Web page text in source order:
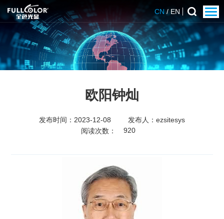
CN/EN
欧阳钟灿
发布时间：2023-12-08 发布人： ezsitesys
阅读次数：
920